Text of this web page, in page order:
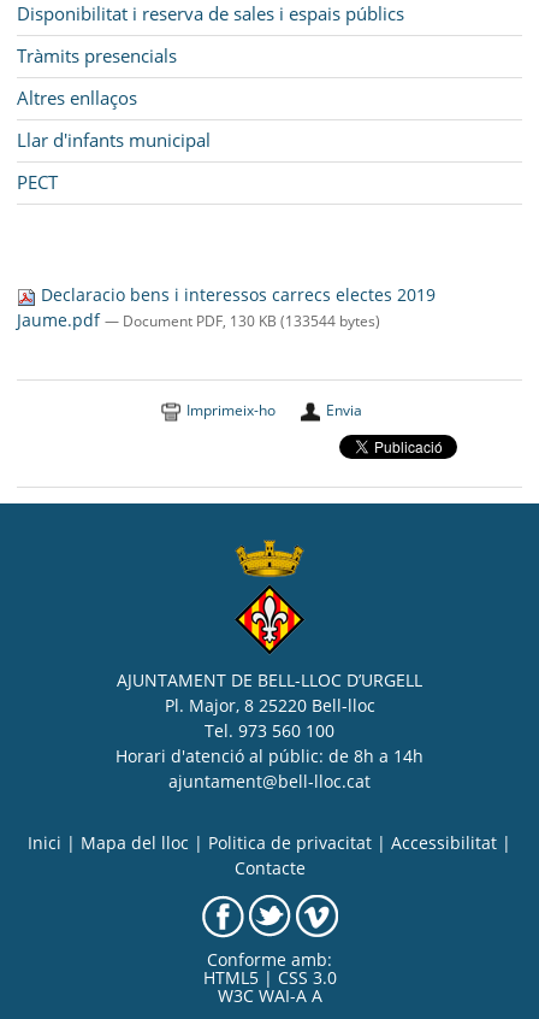
Disponibilitat i reserva de sales i espais públics
Tràmits presencials
Altres enllaços
Llar d'infants municipal
PECT
Declaracio bens i interessos carrecs electes 2019
Jaume.pdf— Document PDF, 130 KB (133544 bytes)
Imprimeix-ho Envia
AJUNTAMENT DE BELL-LLOC D’URGELL
Pl. Major, 8 25220 Bell-lloc
Tel. 973 560 100
Horari d'atenció al públic: de 8h a 14h
ajuntament@bell-lloc.cat
Inici | Mapa del lloc | Politica de privacitat | Accessibilitat |
Contacte
Conforme amb:
HTML5 | CSS 3.0
W3C WAI-A A